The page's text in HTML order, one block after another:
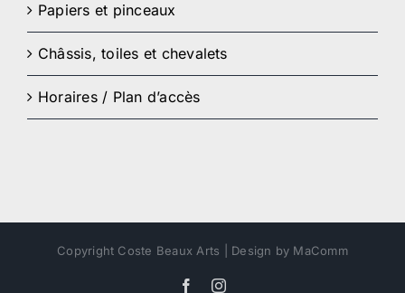
Papiers et pinceaux
Châssis, toiles et chevalets
Horaires / Plan d’accès
Copyright Coste Beaux Arts | Design by MaComm
FacebookInstagram